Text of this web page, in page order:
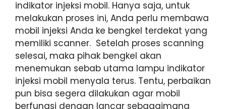
indikator injeksi mobil. Hanya saja, untuk
melakukan proses ini, Anda perlu membawa
mobil injeksi Anda ke bengkel terdekat yang
memiliki scanner. Setelah proses scanning
selesai, maka pihak bengkel akan
menemukan sebab utama lampu indikator
injeksi mobil menyala terus. Tentu, perbaikan
pun bisa segera dilakukan agar mobil
berfungsi dengan lancar sebagaimana